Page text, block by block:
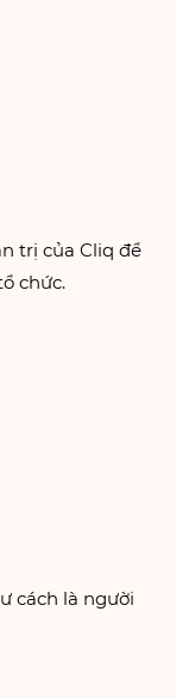
trị của Cliq để
chức.
cách là người